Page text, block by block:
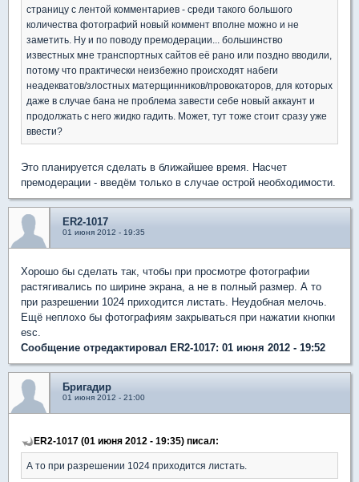
страницу с лентой комментариев - среди такого большого
количества фотографий новый коммент вполне можно и не
заметить. Ну и по поводу премодерации... большинство
известных мне транспортных сайтов её рано или поздно вводили,
потому что практически неизбежно происходят набеги
неадекватов/злостных матерщинников/провокаторов, для которых
даже в случае бана не проблема завести себе новый аккаунт и
продолжать с него жидко гадить. Может, тут тоже стоит сразу уже
ввести?
Это планируется сделать в ближайшее время. Насчет
премодерации - введём только в случае острой необходимости.
ER2-1017
01 июня 2012 - 19:35
Хорошо бы сделать так, чтобы при просмотре фотографии
растягивались по ширине экрана, а не в полный размер. А то
при разрешении 1024 приходится листать. Неудобная мелочь.
Ещё неплохо бы фотографиям закрываться при нажатии кнопки
esc.
Сообщение отредактировал ER2-1017: 01 июня 2012 - 19:52
Бригадир
01 июня 2012 - 21:00
ER2-1017 (01 июня 2012 - 19:35) писал:
А то при разрешении 1024 приходится листать.